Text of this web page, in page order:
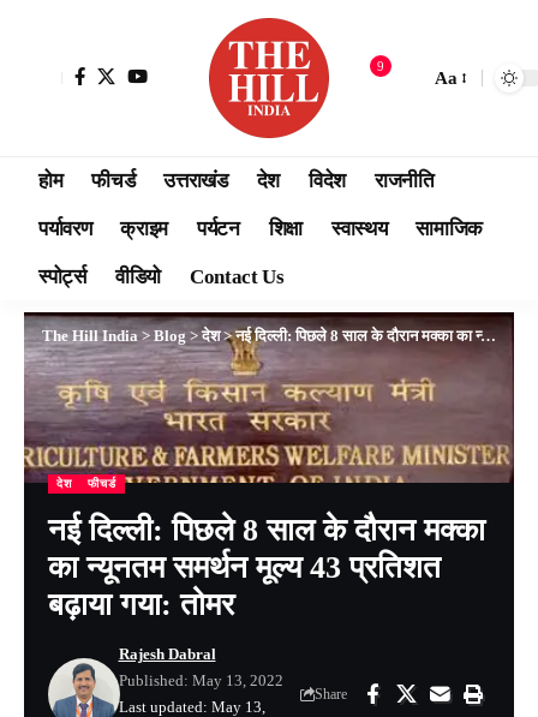
9
Aa
होम फीचर्ड उत्तराखंड देश विदेश राजनीति
पर्यावरण क्राइम पर्यटन शिक्षा स्वास्थय सामाजिक
स्पोर्ट्स वीडियो Contact Us
The Hill India > Blog >देश>नई दिल्ली: पिछले 8 साल के दौरान मक्का का न्यूनतम समर्थन मूल्य 43 प्रतिशत बढ़ाया गया: तोमर
देश फीचर्ड
नई दिल्ली: पिछले 8 साल के दौरान मक्का
का न्यूनतम समर्थन मूल्य 43 प्रतिशत
बढ़ाया गया: तोमर
Last updated: May 13,
Rajesh Dabral
Published: May 13, 2022
Share